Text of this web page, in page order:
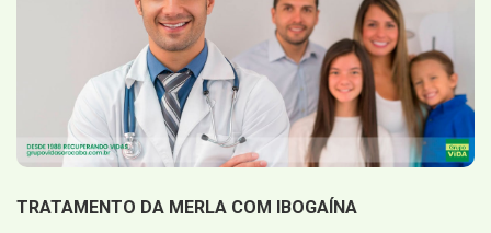
TRATAMENTO DA MERLA COM IBOGAÍNA